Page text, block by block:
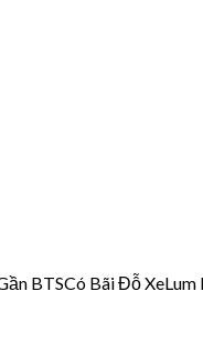
BTSCó Bãi Đỗ XeLum